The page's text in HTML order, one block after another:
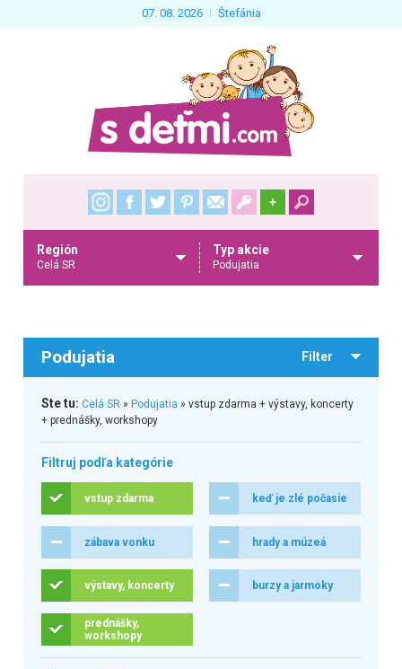
07. 08. 2026 Štefánia
+
Región
Celá SR
Typ akcie
Podujatia
Podujatia Filter
Ste tu: Celá SR» Podujatia » vstup zdarma + výstavy, koncerty
+ prednášky, workshopy
Filtruj podľa kategórie
vstup zdarma keď je zlé počasie
zábava vonku hrady a múzeá
výstavy, koncerty burzy a jarmoky
prednášky,
workshopy